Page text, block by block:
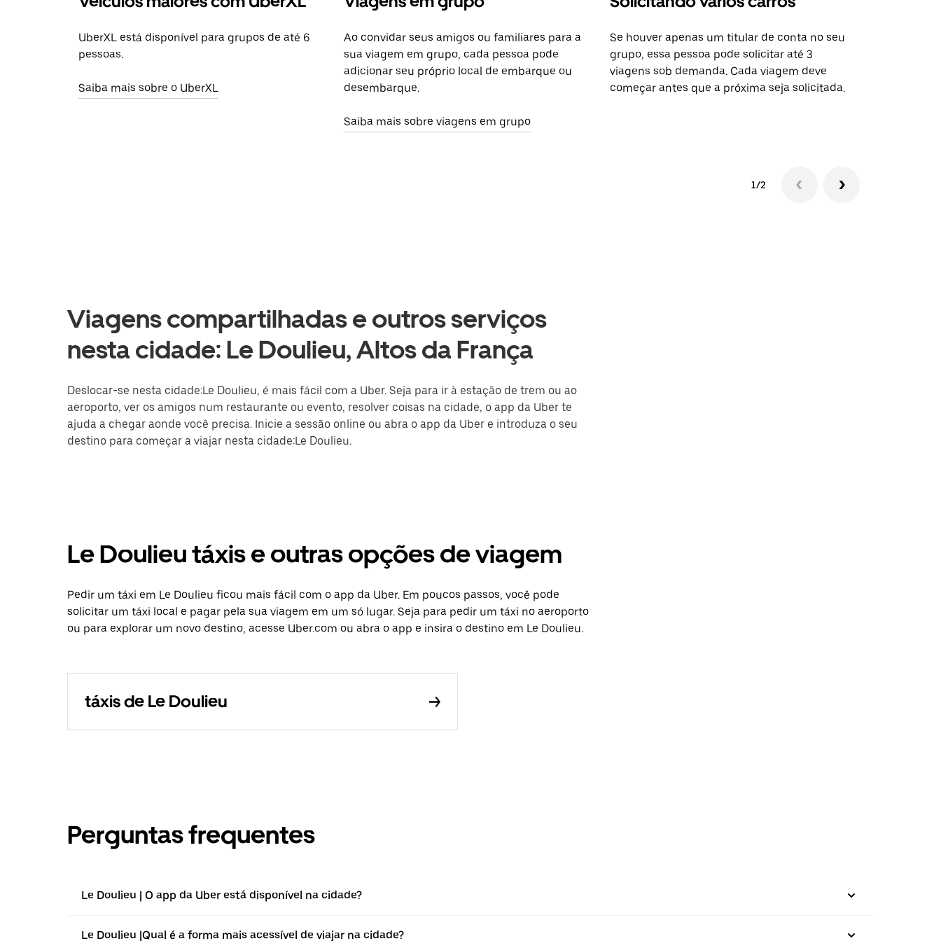
UberXL está disponível para grupos de até 6
pessoas.
Saiba mais sobre o UberXL
Ao convidar seus amigos ou familiares para a
sua viagem em grupo, cada pessoa pode
adicionar seu próprio local de embarque ou
desembarque.
Saiba mais sobre viagens em grupo
Se houver apenas um titular de conta no seu
grupo, essa pessoa pode solicitar até 3
viagens sob demanda. Cada viagem deve
começar antes que a próxima seja solicitada.
1/2
Viagens compartilhadas e outros serviços
nesta cidade: Le Doulieu, Altos da França
Deslocar-se nesta cidade:Le Doulieu, é mais fácil com a Uber. Seja para ir à estação de trem ou ao
aeroporto, ver os amigos num restaurante ou evento, resolver coisas na cidade, o app da Uber te
ajuda a chegar aonde você precisa. Inicie a sessão online ou abra o app da Uber e introduza o seu
destino para começar a viajar nesta cidade:Le Doulieu.
Le Doulieu táxis e outras opções de viagem
Pedir um táxi em Le Doulieu ficou mais fácil com o app da Uber. Em poucos passos, você pode
solicitar um táxi local e pagar pela sua viagem em um só lugar. Seja para pedir um táxi no aeroporto
ou para explorar um novo destino, acesse Uber.com ou abra o app e insira o destino em Le Doulieu.
táxis de Le Doulieu
Perguntas frequentes
Le Doulieu | O app da Uber está disponível na cidade?
Le Doulieu |⁠Qual é a forma mais acessível de viajar na cidade?